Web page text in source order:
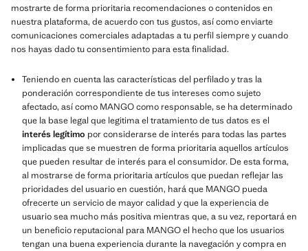
mostrarte de forma prioritaria recomendaciones o contenidos en
nuestra plataforma, de acuerdo con tus gustos, así como enviarte
comunicaciones comerciales adaptadas a tu perfil siempre y cuando
nos hayas dado tu consentimiento para esta finalidad.
Teniendo en cuenta las características del perfilado y tras la
ponderación correspondiente de tus intereses como sujeto
afectado, así como MANGO como responsable, se ha determinado
que la base legal que legitima el tratamiento de tus datos es el
interés legítimo por considerarse de interés para todas las partes
implicadas que se muestren de forma prioritaria aquellos artículos
que pueden resultar de interés para el consumidor. De esta forma,
al mostrarse de forma prioritaria artículos que puedan reflejar las
prioridades del usuario en cuestión, hará que MANGO pueda
ofrecerte un servicio de mayor calidad y que la experiencia de
usuario sea mucho más positiva mientras que, a su vez, reportará en
un beneficio reputacional para MANGO el hecho que los usuarios
tengan una buena experiencia durante la navegación y compra en